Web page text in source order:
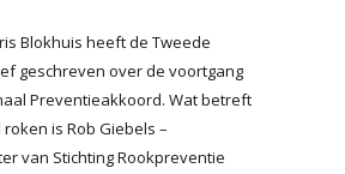
Blokhuis heeft de Tweede
geschreven over de voortgang
Preventieakkoord. Wat betreft
is Rob Giebels –
van Stichting Rookpreventie